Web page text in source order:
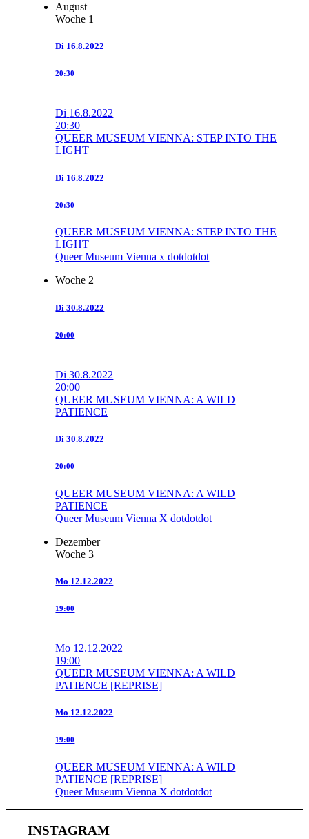
August
Woche 1
Di 16.8.2022
20:30
Di 16.8.2022
20:30
QUEER MUSEUM VIENNA: STEP INTO THE
LIGHT
Di 16.8.2022
20:30
QUEER MUSEUM VIENNA: STEP INTO THE
LIGHT
Queer Museum Vienna x dotdotdot
Woche 2
Di 30.8.2022
20:00
Di 30.8.2022
20:00
QUEER MUSEUM VIENNA: A WILD
PATIENCE
Di 30.8.2022
20:00
QUEER MUSEUM VIENNA: A WILD
PATIENCE
Queer Museum Vienna X dotdotdot
Dezember
Woche 3
Mo 12.12.2022
19:00
Mo 12.12.2022
19:00
QUEER MUSEUM VIENNA: A WILD
PATIENCE [REPRISE]
Mo 12.12.2022
19:00
QUEER MUSEUM VIENNA: A WILD
PATIENCE [REPRISE]
Queer Museum Vienna X dotdotdot
INSTAGRAM